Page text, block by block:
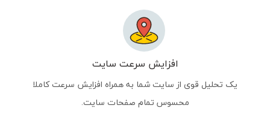
افزایش سرعت سایت
یک تحلیل قوی از سایت شما به همراه افزایش سرعت کاملا
محسوس تمام صفحات سایت.